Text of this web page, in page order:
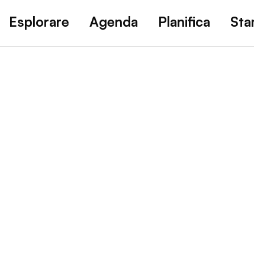
Esplorare Agenda Planifica